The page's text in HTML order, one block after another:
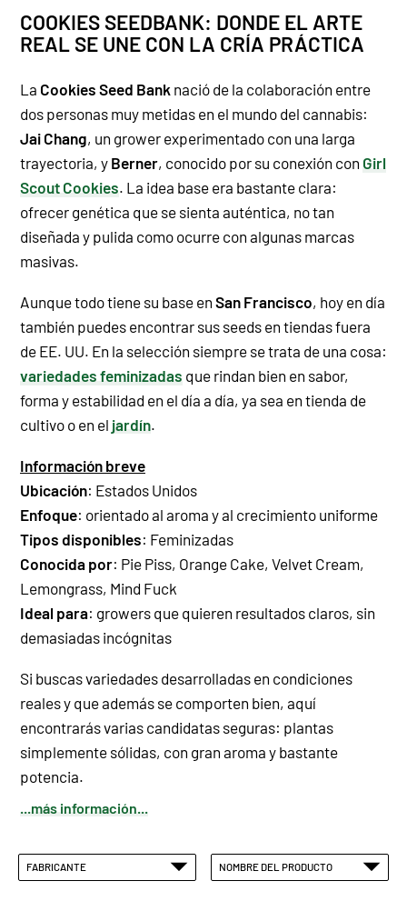
COOKIES SEEDBANK: DONDE EL ARTE
REAL SE UNE CON LA CRÍA PRÁCTICA
La Cookies Seed Bank nació de la colaboración entre
dos personas muy metidas en el mundo del cannabis:
Jai Chang, un grower experimentado con una larga
trayectoria, y Berner, conocido por su conexión con Girl
Scout Cookies. La idea base era bastante clara:
ofrecer genética que se sienta auténtica, no tan
diseñada y pulida como ocurre con algunas marcas
masivas.
Aunque todo tiene su base en San Francisco, hoy en día
también puedes encontrar sus seeds en tiendas fuera
de EE. UU. En la selección siempre se trata de una cosa:
variedades feminizadas que rindan bien en sabor,
forma y estabilidad en el día a día, ya sea en tienda de
cultivo o en el jardín.
Información breve
Ubicación: Estados Unidos
Enfoque: orientado al aroma y al crecimiento uniforme
Tipos disponibles: Feminizadas
Conocida por: Pie Piss, Orange Cake, Velvet Cream,
Lemongrass, Mind Fuck
Ideal para: growers que quieren resultados claros, sin
demasiadas incógnitas
Si buscas variedades desarrolladas en condiciones
reales y que además se comporten bien, aquí
encontrarás varias candidatas seguras: plantas
simplemente sólidas, con gran aroma y bastante
potencia.
...más información...
FABRICANTE NOMBRE DEL PRODUCTO